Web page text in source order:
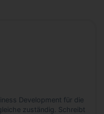
Development für die
zuständig. Schreibt